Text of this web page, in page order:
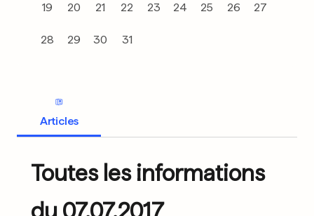
19 20 21 22 23 24 25 26 27
28 29 30 31
Articles
Toutes les informations